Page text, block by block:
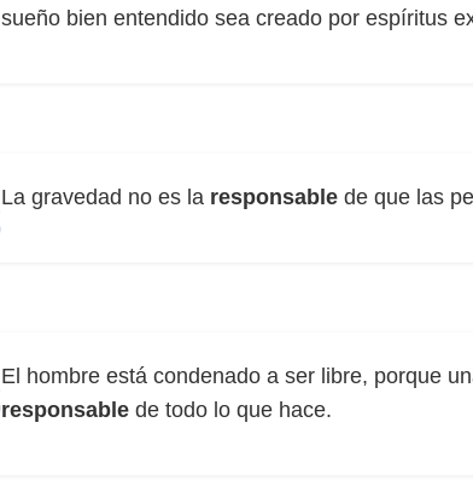
sueño bien entendido sea creado por espíritus
La gravedad no es la responsable de que las
El hombre está condenado a ser libre, porque
responsable de todo lo que hace.